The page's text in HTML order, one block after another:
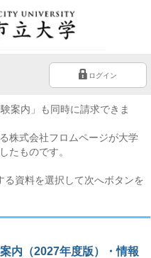
ログイン
案内」も同時に請求できま
株式会社フロムページが大学
たものです。
資料を選択して次へボタンを
内（2027年度版）・情報